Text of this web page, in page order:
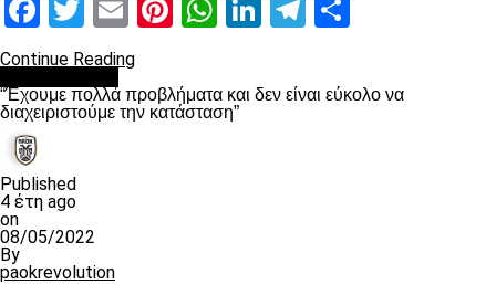
Facebook
Twitter
EmailPinterest
WhatsApp
LinkedIn
Telegram
Continue Reading
“Έχουμε πολλά προβλήματα και δεν είναι εύκολο να
διαχειριστούμε την κατάσταση”
Published
4 έτη ago
on
08/05/2022
By
paokrevolution